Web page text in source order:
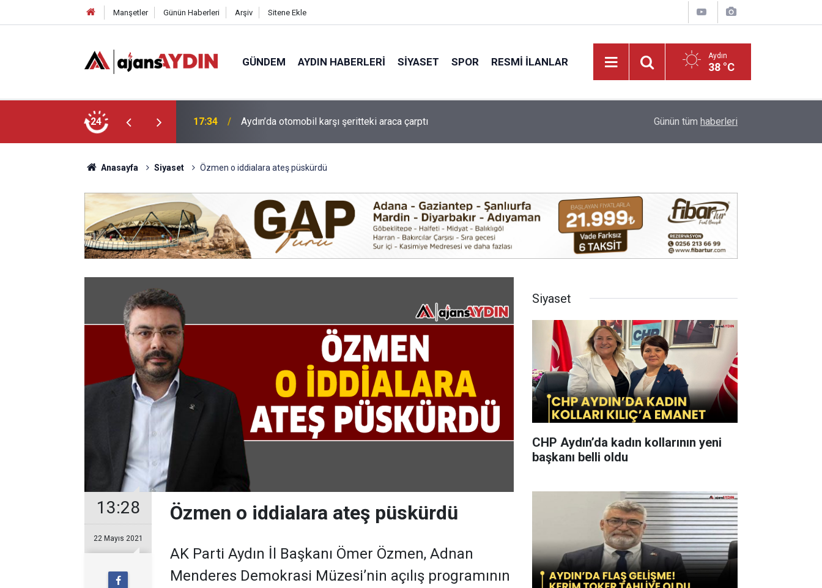
Manşetler Günün Haberleri Arşiv Sitene Ekle
GÜNDEM AYDIN HABERLERI SIYASET SPOR RESMI İLANLAR Aydın
38 °C
24 16:07 Efeler'de minik yetenekler yeşil sahada geleceğe hazırlanıyor Aydın’da yeni mahsul kuru incir tezgâhta:
Günün tüm haberleri
Anasayfa Siyaset Özmen o iddialara ateş püskürdü
13:28
22 Mayıs 2021
Özmen o iddialara ateş püskürdü
AK Parti Aydın İl Başkanı Ömer Özmen, Adnan
Menderes Demokrasi Müzesi’nin açılış programının
Siyaset
CHP Aydın’da kadın kollarının yeni
başkanı belli oldu